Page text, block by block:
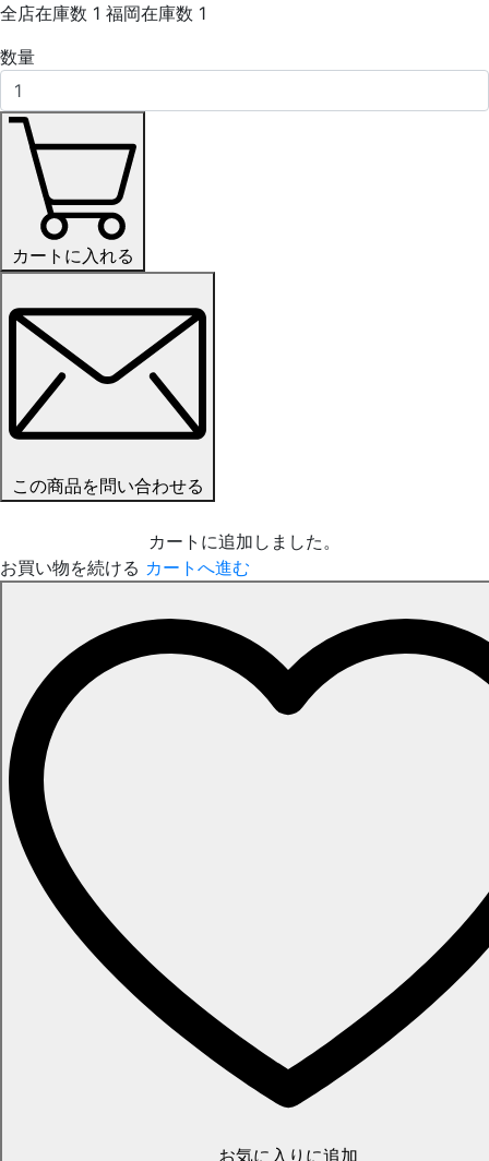
全店在庫数 1 福岡在庫数 1
数量
カートに入れる
この商品を問い合わせる
カートに追加しました。
お買い物を続ける カートへ進む
お気に入りに追加